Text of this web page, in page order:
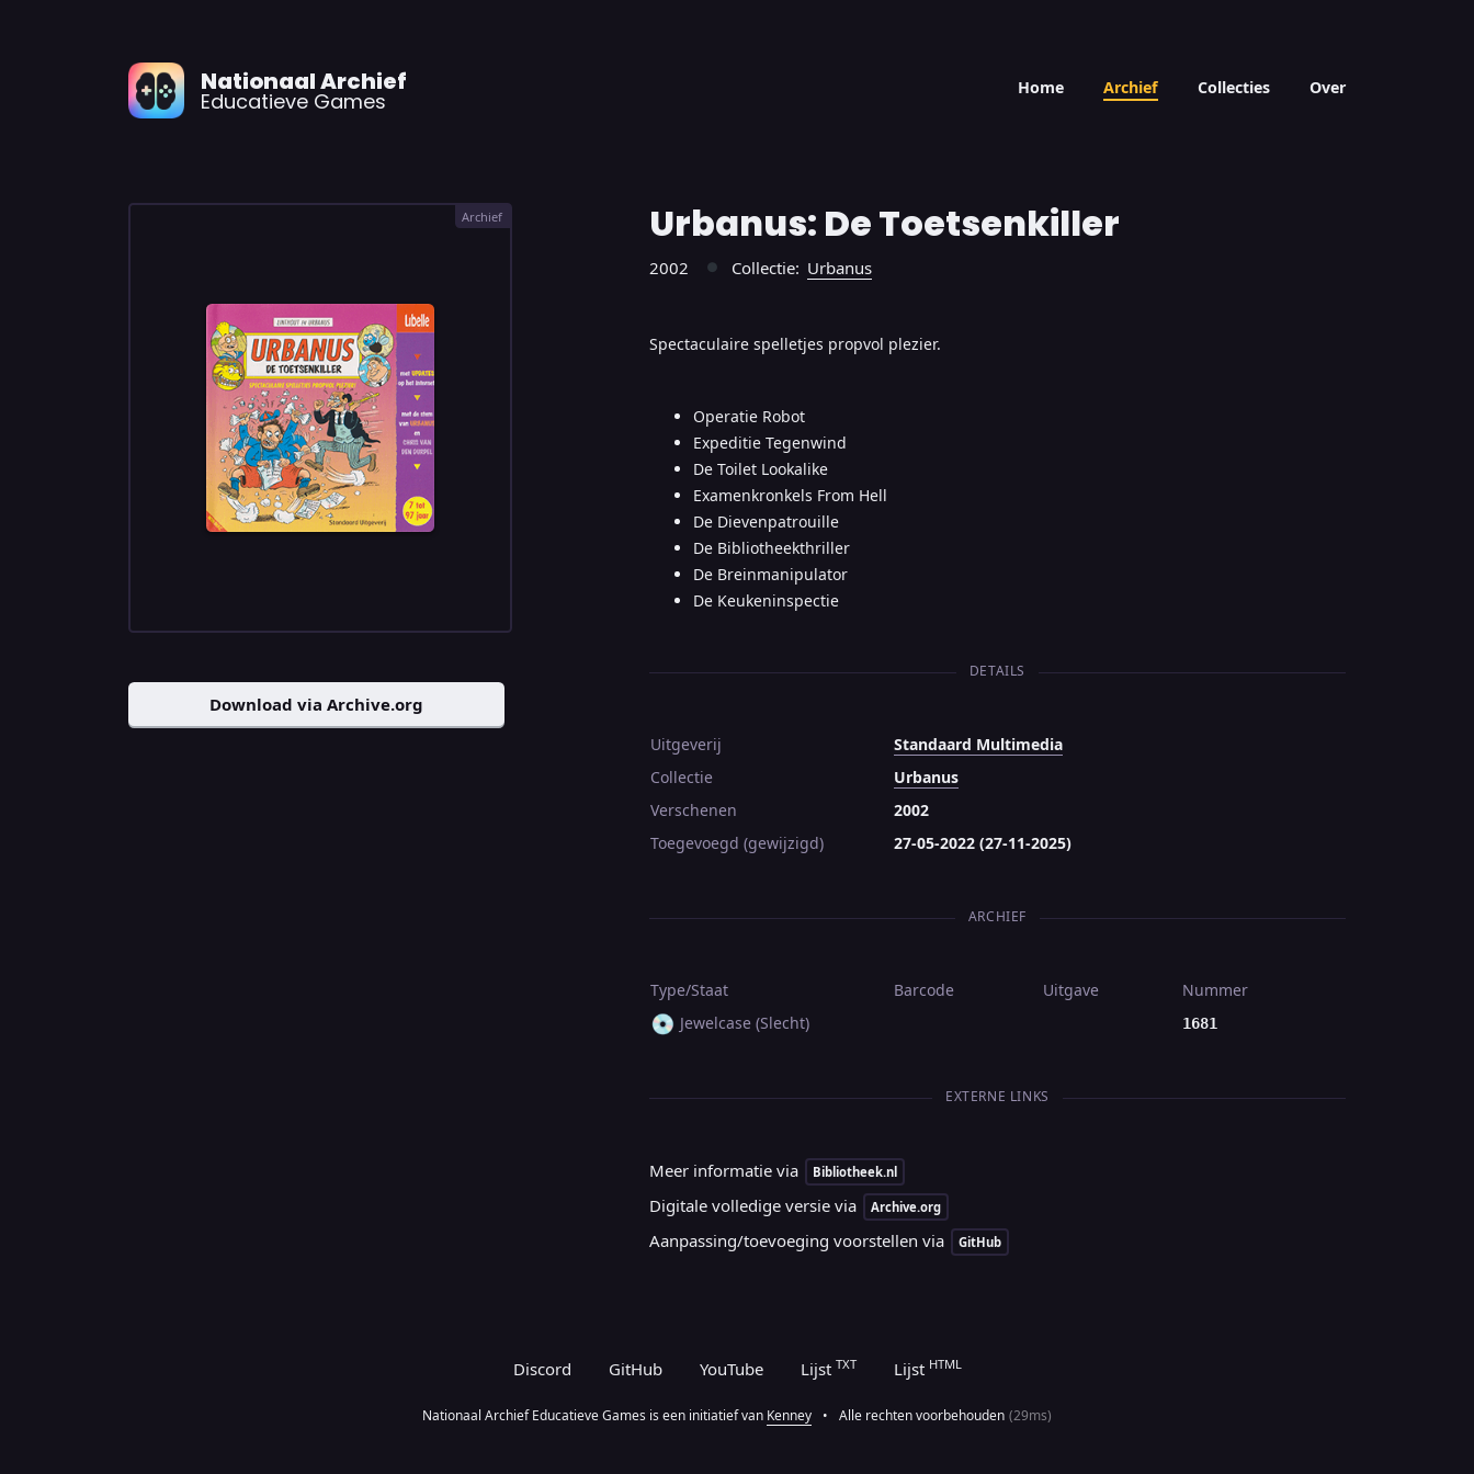
Nationaal Archief
Educatieve Games
Home Archief Collecties Over
Archief
Download via Archive.org
Urbanus: De Toetsenkiller
2002 ● Collectie: Urbanus
Spectaculaire spelletjes propvol plezier.
Operatie Robot
Expeditie Tegenwind
De Toilet Lookalike
Examenkronkels From Hell
De Dievenpatrouille
De Bibliotheekthriller
De Breinmanipulator
De Keukeninspectie
DETAILS
Uitgeverij
Standaard Multimedia
Collectie
Urbanus
Verschenen
2002
Toegevoegd (gewijzigd)
27-05-2022 (27-11-2025)
ARCHIEF
Type/Staat Barcode Uitgave Nummer
💿 Jewelcase (Slecht) 1681
EXTERNE LINKS
Meer informatie via Bibliotheek.nl
Digitale volledige versie via Archive.org
Aanpassing/toevoeging voorstellen via GitHub
Discord GitHub YouTube Lijst TXT Lijst HTML
Nationaal Archief Educatieve Games is een initiatief van Kenney • Alle rechten voorbehouden (29ms)